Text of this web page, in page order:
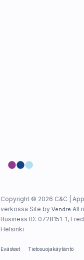
Copyright © 2026 C&C |
verkossa Site by Vendre All
Business ID: 0728151-1,
Helsinki
Evästeet Tietosuojakäytäntö